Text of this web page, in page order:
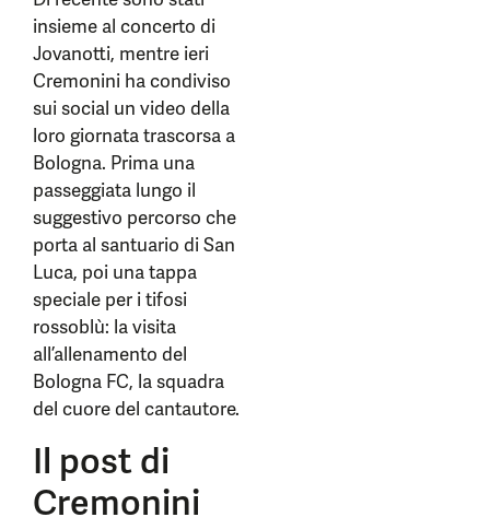
insieme al concerto di
Jovanotti, mentre ieri
Cremonini ha condiviso
sui social un video della
loro giornata trascorsa a
Bologna. Prima una
passeggiata lungo il
suggestivo percorso che
porta al santuario di San
Luca, poi una tappa
speciale per i tifosi
rossoblù: la visita
all’allenamento del
Bologna FC, la squadra
del cuore del cantautore.
Il post di
Cremonini